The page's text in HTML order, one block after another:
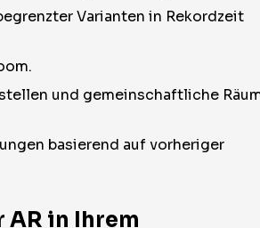
Varianten in Rekordzeit
und gemeinschaftliche
basierend auf vorheriger
in Ihrem